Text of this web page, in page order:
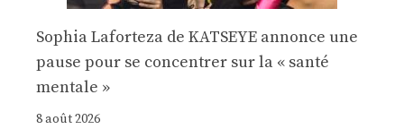
Sophia Laforteza de KATSEYE annonce une
pause pour se concentrer sur la « santé
mentale »
8 août 2026